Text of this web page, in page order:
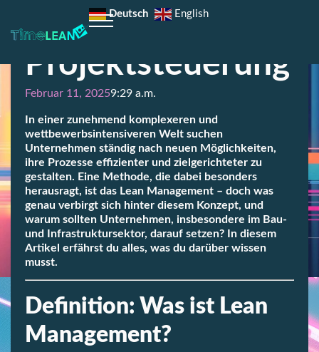
Deutsch English
in die effiziente
Projektsteuerung
Februar 11, 20259:29 a.m.
In einer zunehmend komplexeren und
wettbewerbsintensiveren Welt suchen
Unternehmen ständig nach neuen Möglichkeiten,
ihre Prozesse effizienter und zielgerichteter zu
gestalten. Eine Methode, die dabei besonders
herausragt, ist das Lean Management – doch was
genau verbirgt sich hinter diesem Konzept, und
warum sollten Unternehmen, insbesondere im Bau-
und Infrastruktursektor, darauf setzen? In diesem
Artikel erfährst du alles, was du darüber wissen
musst.
Definition: Was ist Lean
Management?